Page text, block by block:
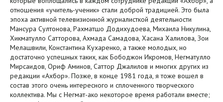
отношения «учитель-ученик» стали доброй традицией. Это была
эпоха активной телевизионной журналисткой деятельности
Мансура Султонова, Рахматшо Додихудоева, Михаила Никулина,
Хикматулло Сатторова, Ахмада Самадова, Хасана Халилова, Зои
Мелашвили, Константина Кухаренко, а также молодых, но
достаточно успешных таких, как Бободжон Икромов, Негматулло
Мирсаидов, Ориф Аминов, Саттор Джалилов и многих других из
редакции «Ахбор». Позже, в конце 1981 года, я тоже вошел в
состав этого очень интересного и сплоченного творческого
коллектива. Мы с Негмат-ако некоторое время работали вместе;